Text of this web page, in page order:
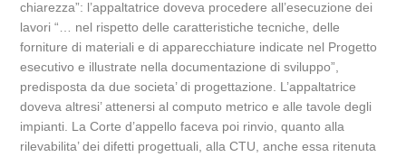
chiarezza”: l’appaltatrice doveva procedere all’esecuzione dei
lavori “… nel rispetto delle caratteristiche tecniche, delle
forniture di materiali e di apparecchiature indicate nel Progetto
esecutivo e illustrate nella documentazione di sviluppo”,
predisposta da due societa’ di progettazione. L’appaltatrice
doveva altresi’ attenersi al computo metrico e alle tavole degli
impianti. La Corte d’appello faceva poi rinvio, quanto alla
rilevabilita’ dei difetti progettuali, alla CTU, anche essa ritenuta